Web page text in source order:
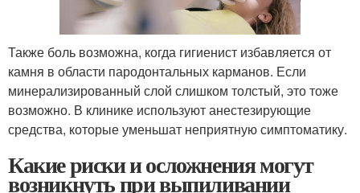
Также боль возможна, когда гигиенист избавляется от
камня в области пародонтальных карманов. Если
минерализированный слой слишком толстый, это тоже
возможно. В клинике используют анестезирующие
средства, которые уменьшат неприятную симптоматику.
Какие риски и осложнения могут
возникнуть при выпиливании